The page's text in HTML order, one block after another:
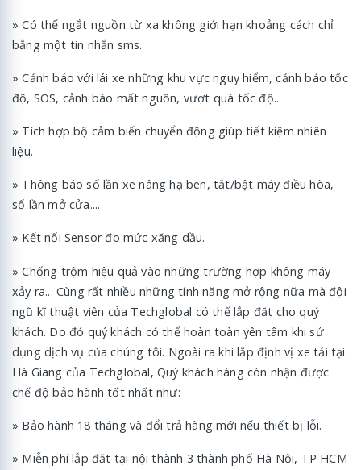
» Có thể ngắt nguồn từ xa không giới hạn khoảng cách chỉ
bằng một tin nhắn sms.
» Cảnh báo với lái xe những khu vực nguy hiểm, cảnh báo tốc
độ, SOS, cảnh báo mất nguồn, vượt quá tốc độ...
» Tích hợp bộ cảm biến chuyển động giúp tiết kiệm nhiên
liệu.
» Thông báo số lần xe nâng hạ ben, tắt/bật máy điều hòa,
số lần mở cửa....
» Kết nối Sensor đo mức xăng dầu.
» Chống trộm hiệu quả vào những trường hợp không máy
xảy ra... Cùng rất nhiều những tính năng mở rộng nữa mà đội
ngũ kĩ thuật viên của Techglobal có thể lắp đăt cho quý
khách. Do đó quý khách có thể hoàn toàn yên tâm khi sử
dụng dịch vụ của chúng tôi. Ngoài ra khi lắp định vị xe tải tại
Hà Giang của Techglobal, Quý khách hàng còn nhận được
chế độ bảo hành tốt nhất như:
» Bảo hành 18 tháng và đổi trả hàng mới nếu thiết bị lỗi.
» Miễn phí lắp đặt tại nội thành 3 thành phố Hà Nội, TP HCM